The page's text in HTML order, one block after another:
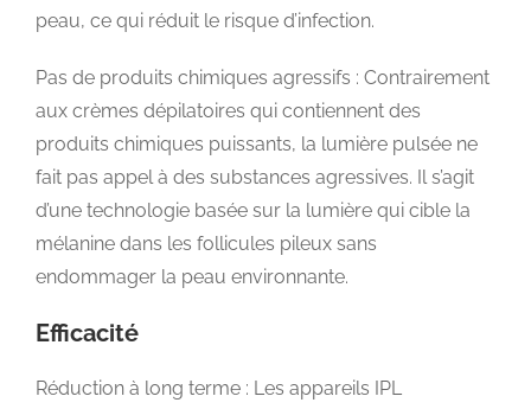
peau, ce qui réduit le risque d’infection.
Pas de produits chimiques agressifs : Contrairement
aux crèmes dépilatoires qui contiennent des
produits chimiques puissants, la lumière pulsée ne
fait pas appel à des substances agressives. Il s’agit
d’une technologie basée sur la lumière qui cible la
mélanine dans les follicules pileux sans
endommager la peau environnante.
Efficacité
Réduction à long terme : Les appareils IPL